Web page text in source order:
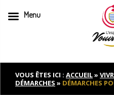
to
contentVOUS ÊTES ICI : ACCUEIL»
DÉMARCHES » DÉMARCHES
Menu